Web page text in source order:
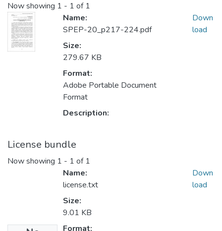
Now showing 1 - 1 of 1
Name:
SPEP-20_p217-224.pdf
Size:
279.67 KB
Format:
Adobe Portable Document
Format
Description:
Down
load
License bundle
Now showing 1 - 1 of 1
Name:
license.txt
Size:
9.01 KB
Format:
Down
load